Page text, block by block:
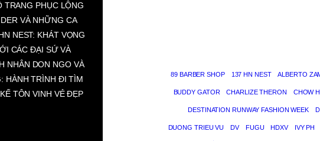
TRANG PHỤC LỘNG
VÀ NHỮNG CA
NEST: KHÁT VỌNG
CÁC ĐẠI SỨ VÀ
NHÂN DON NGO VÀ
HÀNH TRÌNH ĐI TÌM
TÔN VINH VẺ ĐẸP
89 BARBER SHOP 137 HN NEST ALBERTO
BUDDY GATOR CHARLIZE THERON CHOW
DESTINATION RUNWAY FASHION WEEK
DUONG TRIEU VU DV FUGU HDXV IVY PH